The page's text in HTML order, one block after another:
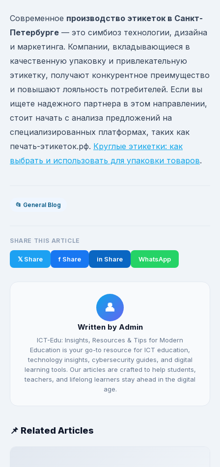
Современное производство этикеток в Санкт-
Петербурге — это симбиоз технологии, дизайна
и маркетинга. Компании, вкладывающиеся в
качественную упаковку и привлекательную
этикетку, получают конкурентное преимущество
и повышают лояльность потребителей. Если вы
ищете надежного партнера в этом направлении,
стоит начать с анализа предложений на
специализированных платформах, таких как
печать-этикеток.рф. Круглые этикетки: как
выбрать и использовать для упаковки товаров.
📂 General Blog
SHARE THIS ARTICLE
𝕏 Share f Share in Share WhatsApp
👤
Written by Admin
ICT-Edu: Insights, Resources & Tips for Modern
Education is your go-to resource for ICT education,
technology insights, cybersecurity guides, and digital
learning tools. Our articles are crafted to help students,
teachers, and lifelong learners stay ahead in the digital
age.
📌 Related Articles